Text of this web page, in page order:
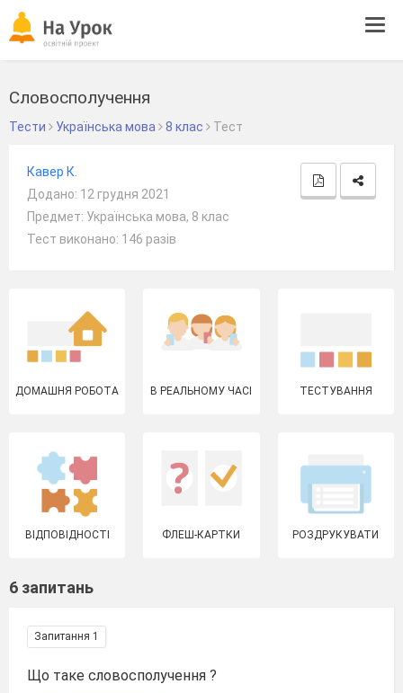
Словосполучення
Тести Українська мова 8 клас Тест
Кавер К.
Додано: 12 грудня 2021
Предмет: Українська мова, 8 клас
Тест виконано: 146 разів
ДОМАШНЯ РОБОТА В РЕАЛЬНОМУ ЧАСІ ТЕСТУВАННЯ
ВІДПОВІДНОСТІ ФЛЕШ-КАРТКИ РОЗДРУКУВАТИ
6 запитань
Запитання 1
Що таке словосполучення ?